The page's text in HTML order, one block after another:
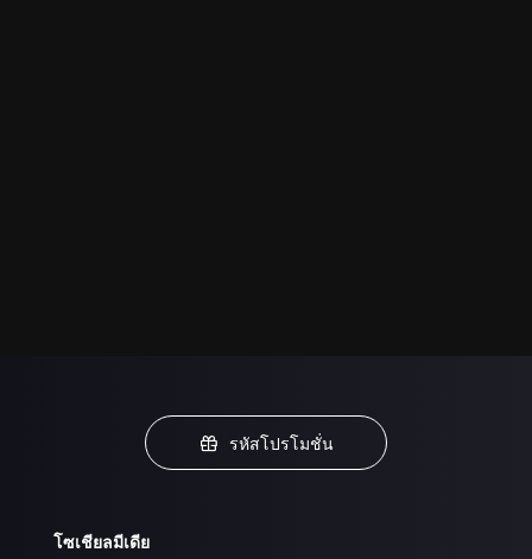
รหัสโปรโมชั่น
โซเชียลมีเดีย